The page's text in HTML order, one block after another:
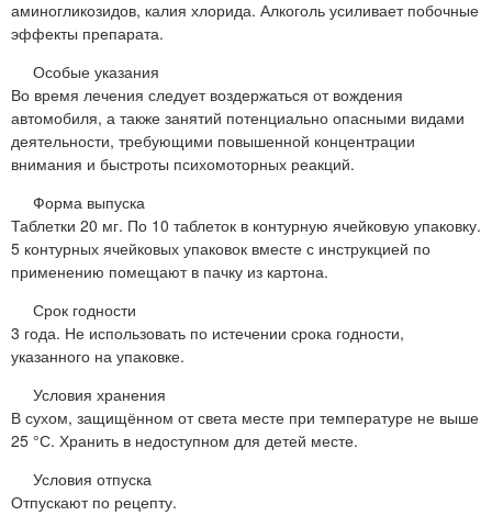
аминогликозидов, калия хлорида. Алкоголь усиливает побочные
эффекты препарата.
Особые указания
Во время лечения следует воздержаться от вождения
автомобиля, а также занятий потенциально опасными видами
деятельности, требующими повышенной концентрации
внимания и быстроты психомоторных реакций.
Форма выпуска
Таблетки 20 мг. По 10 таблеток в контурную ячейковую упаковку.
5 контурных ячейковых упаковок вместе с инструкцией по
применению помещают в пачку из картона.
Срок годности
3 года. Не использовать по истечении срока годности,
указанного на упаковке.
Условия хранения
В сухом, защищённом от света месте при температуре не выше
25 °С. Хранить в недоступном для детей месте.
Условия отпуска
Отпускают по рецепту.